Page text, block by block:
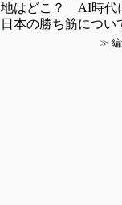
地はどこ？ AI時代
日本の勝ち筋につい
≫